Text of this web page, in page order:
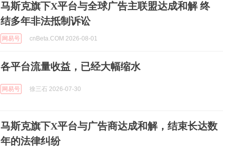
马斯克旗下X平台与全球广告主联盟达成和解 终
结多年非法抵制诉讼
网易号 cnBeta.COM 2026-08-01
各平台流量收益，已经大幅缩水
网易号 徐三石 2026-07-30
马斯克旗下X平台与广告商达成和解，结束长达数
年的法律纠纷